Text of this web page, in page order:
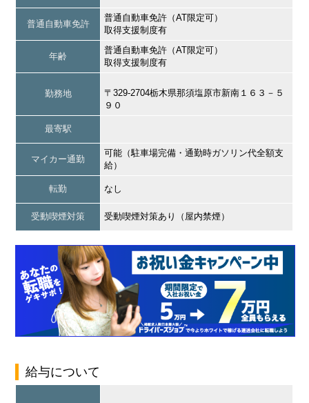
普通自動車免許
普通自動車免許（AT限定可）
取得支援制度有
年齢
普通自動車免許（AT限定可）
取得支援制度有
勤務地
〒329-2704栃木県那須塩原市新南１６３－５
９０
最寄駅
マイカー通勤
可能（駐車場完備・通勤時ガソリン代全額支
給）
転勤 なし
受動喫煙対策 受動喫煙対策あり（屋内禁煙）
給与について